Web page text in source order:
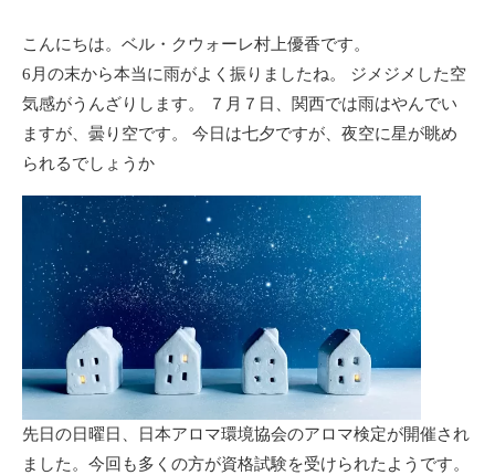
こんにちは。ベル・クウォーレ村上優香です。
6月の末から本当に雨がよく振りましたね。 ジメジメした空
気感がうんざりします。 ７月７日、関西では雨はやんでい
ますが、曇り空です。 今日は七夕ですが、夜空に星が眺め
られるでしょうか
先日の日曜日、日本アロマ環境協会のアロマ検定が開催され
ました。今回も多くの方が資格試験を受けられたようです。